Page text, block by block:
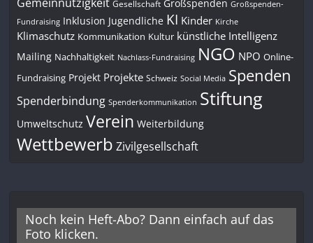
Gesellschaft Großspenden Großspenden-
Fundraising Inklusion Jugendliche KI Kinder Kirche
Klimaschutz Kommunikation Kultur künstliche Intelligenz
Mailing Nachhaltigkeit Nachlass-Fundraising NGO NPO Online-
Fundraising Projekt Projekte Schweiz Social Media Spenden
Spenderbindung Spenderkommunikation Stiftung
Umweltschutz Verein Weiterbildung
Wettbewerb Zivilgesellschaft
Noch kein Heft-Abo? Dann einfach auf das
Foto klicken.